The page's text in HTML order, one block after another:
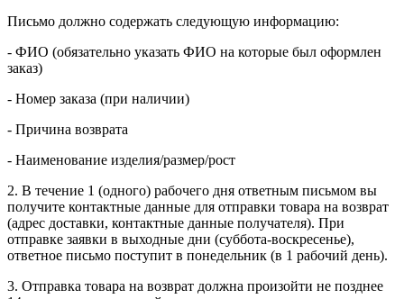
Письмо должно содержать следующую информацию:
- ФИО (обязательно указать ФИО на которые был оформлен
заказ)
- Номер заказа (при наличии)
- Причина возврата
- Наименование изделия/размер/рост
2. В течение 1 (одного) рабочего дня ответным письмом вы
получите контактные данные для отправки товара на возврат
(адрес доставки, контактные данные получателя). При
отправке заявки в выходные дни (суббота-воскресенье),
ответное письмо поступит в понедельник (в 1 рабочий день).
3. Отправка товара на возврат должна произойти не позднее